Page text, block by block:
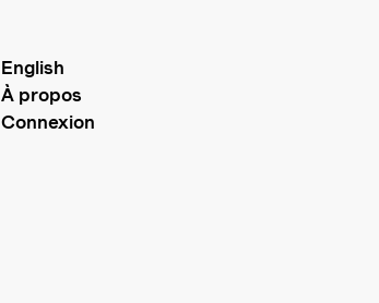
English
À propos
Connexion